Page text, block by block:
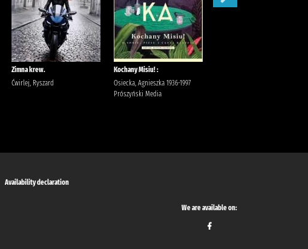
Zimna krew.
Ćwirlej, Ryszard
Kochany Misiu! :
Osiecka, Agnieszka 1936-1997
Prószyński Media
Availability declaration
We are available on: